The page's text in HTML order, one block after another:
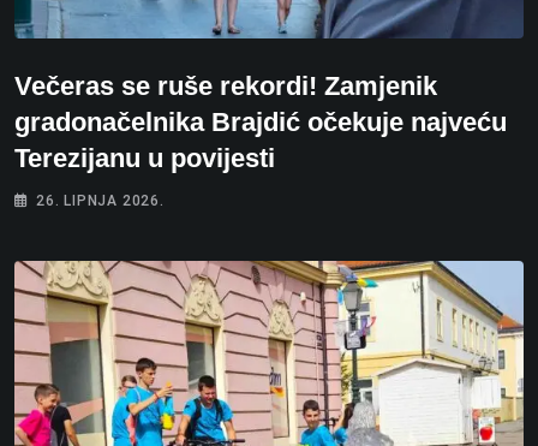
Večeras se ruše rekordi! Zamjenik
gradonačelnika Brajdić očekuje najveću
Terezijanu u povijesti
26. LIPNJA 2026.